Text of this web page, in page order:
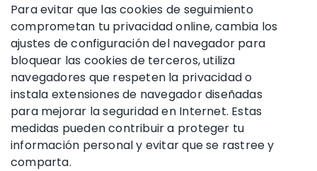
Para evitar que las cookies de seguimiento
comprometan tu privacidad online, cambia los
ajustes de configuración del navegador para
bloquear las cookies de terceros, utiliza
navegadores que respeten la privacidad o
instala extensiones de navegador diseñadas
para mejorar la seguridad en Internet. Estas
medidas pueden contribuir a proteger tu
información personal y evitar que se rastree y
comparta.